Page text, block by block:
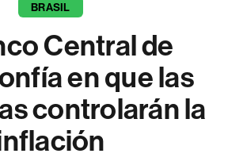
BRASIL
Central de
en que las
controlarán la